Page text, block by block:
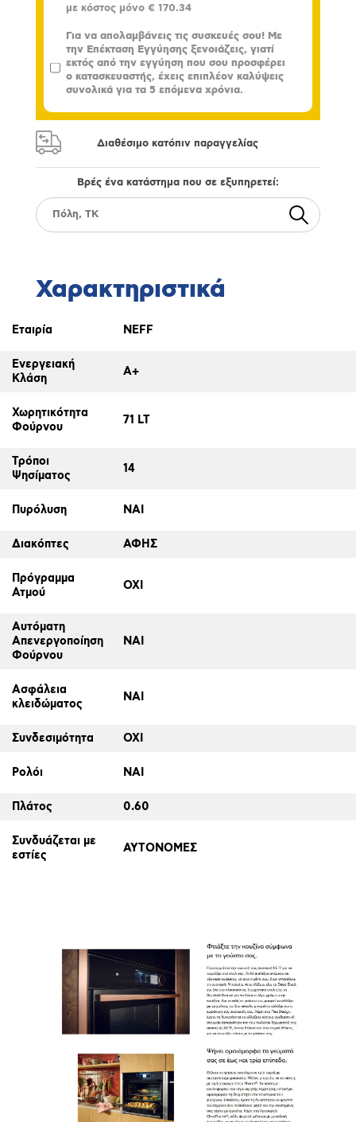
με κόστος μόνο € 170.34
Για να απολαμβάνεις τις συσκευές σου! Με
την Επέκταση Εγγύησης ξενοιάζεις, γιατί
εκτός από την εγγύηση που σου προσφέρει
ο κατασκευαστής, έχεις επιπλέον καλύψεις
συνολικά για τα 5 επόμενα χρόνια.
Διαθέσιμο κατόπιν παραγγελίας
Βρές ένα κατάστημα που σε εξυπηρετεί:
Χαρακτηριστικά
Εταιρία NEFF
Ενεργειακή
Κλάση
A+
Χωρητικότητα
Φούρνου
71 LT
Τρόποι
Ψησίματος
14
Πυρόλυση ΝΑΙ
Διακόπτες ΑΦΗΣ
Πρόγραμμα
Ατμού
ΟΧΙ
Αυτόματη
Απενεργοποίηση
Φούρνου
ΝΑΙ
Ασφάλεια
κλειδώματος
ΝΑΙ
Συνδεσιμότητα ΟΧΙ
Ρολόι ΝΑΙ
Πλάτος 0.60
Συνδυάζεται με
εστίες
ΑΥΤΟΝΟΜΕΣ